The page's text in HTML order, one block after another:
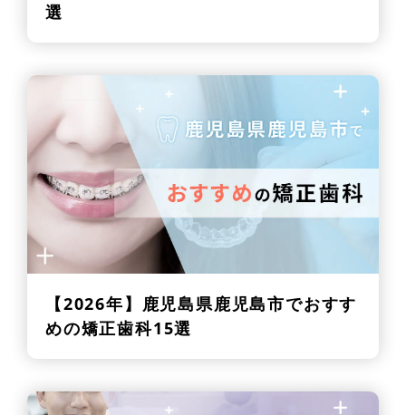
選
【2026年】 鹿児島県鹿児島市でおすす
めの矯正歯科15選